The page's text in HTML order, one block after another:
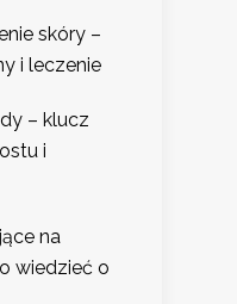
skóry –
i leczenie
– klucz
i
na
wiedzieć o